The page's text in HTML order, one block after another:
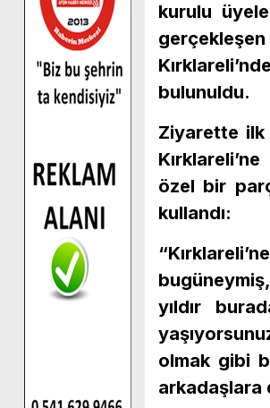
kurulu
bulunuldu.
Ziyarette ilk
özel bir
kullandı:
yıldır
olmak gibi
arkadaşlara